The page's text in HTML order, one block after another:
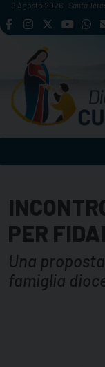
Skip
to
9 Agosto 2026 Santa
PER
Una
famiglia